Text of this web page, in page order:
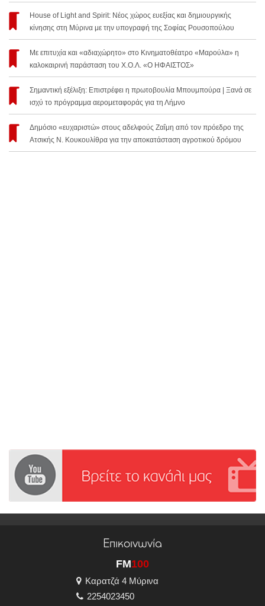
House of Light and Spirit: Νέος χώρος ευεξίας και δημιουργικής
κίνησης στη Μύρινα με την υπογραφή της Σοφίας Ρουσοπούλου
Με επιτυχία και «αδιαχώρητο» στο Κινηματοθέατρο «Μαρούλα» η
καλοκαιρινή παράσταση του Χ.Ο.Λ. «Ο ΗΦΑΙΣΤΟΣ»
Σημαντική εξέλιξη: Επιστρέφει η πρωτοβουλία Μπουμπούρα | Ξανά σε
ισχύ το πρόγραμμα αερομεταφοράς για τη Λήμνο
Δημόσιο «ευχαριστώ» στους αδελφούς Ζαΐμη από τον πρόεδρο της
Ατσικής Ν. Κουκουλίθρα για την αποκατάσταση αγροτικού δρόμου
Επικοινωνία
FM100
Καρατζά 4 Μύρινα
2254023450